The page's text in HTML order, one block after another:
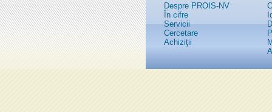
Despre PROIS-NV
În cifre
Servicii
Cercetare
Achiziţii